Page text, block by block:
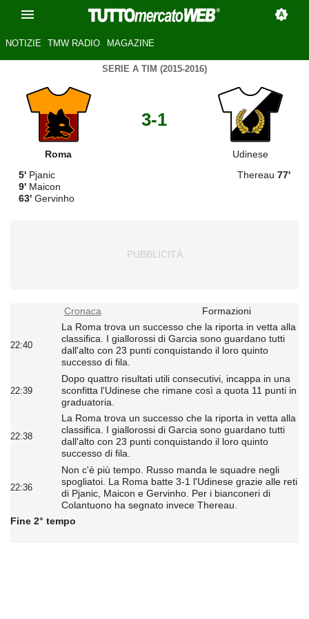
NOTIZIE TMW RADIO MAGAZINE
SERIE A TIM (2015-2016)
Roma
3-1
Udinese
5' Pjanic
9' Maicon
63' Gervinho
Thereau 77'
Cronaca Formazioni
22:40
La Roma trova un successo che la riporta in vetta alla
classifica. I giallorossi di Garcia sono guardano tutti
dall'alto con 23 punti conquistando il loro quinto
successo di fila.
22:39
Dopo quattro risultati utili consecutivi, incappa in una
sconfitta l'Udinese che rimane così a quota 11 punti in
graduatoria.
22:38
La Roma trova un successo che la riporta in vetta alla
classifica. I giallorossi di Garcia sono guardano tutti
dall'alto con 23 punti conquistando il loro quinto
successo di fila.
22:36
Non c'è più tempo. Russo manda le squadre negli
spogliatoi. La Roma batte 3-1 l'Udinese grazie alle reti
di Pjanic, Maicon e Gervinho. Per i bianconeri di
Colantuono ha segnato invece Thereau.
Fine 2° tempo